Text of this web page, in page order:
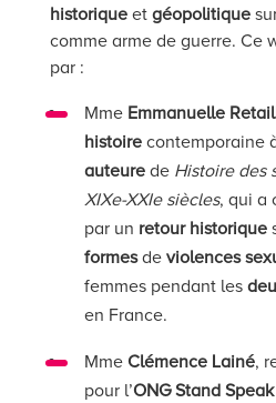
historiqueet géopolitique
comme arme de guerre. Ce
par :
Mme Emmanuelle
histoirecontemporaine
auteurede Histoire des
XIXe-XXIe siècles, qui a
par un retour historique
formesde violences
femmes pendant les
en France.
Mme Clémence Lainé,
pour l’ONG Stand